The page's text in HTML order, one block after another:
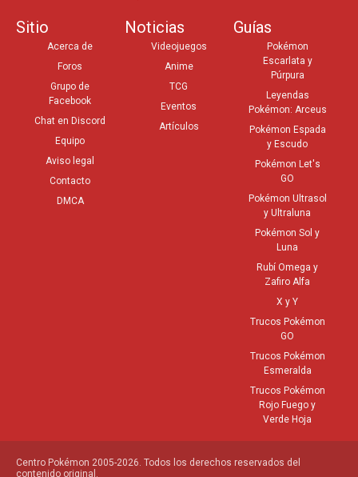
Sitio
Acerca de
Foros
Grupo de
Facebook
Chat en Discord
Equipo
Aviso legal
Contacto
DMCA
Noticias
Videojuegos
Anime
TCG
Eventos
Artículos
Guías
Pokémon
Escarlata y
Púrpura
Leyendas
Pokémon: Arceus
Pokémon Espada
y Escudo
Pokémon Let's
GO
Pokémon Ultrasol
y Ultraluna
Pokémon Sol y
Luna
Rubí Omega y
Zafiro Alfa
X y Y
Trucos Pokémon
GO
Trucos Pokémon
Esmeralda
Trucos Pokémon
Rojo Fuego y
Verde Hoja
Centro Pokémon 2005-2026. Todos los derechos reservados del
contenido original.